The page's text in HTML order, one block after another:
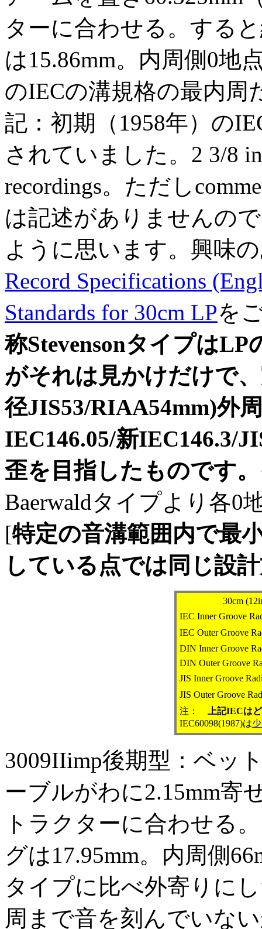
ターに合わせる。する
は15.86mm。内周側0地
のIECの溝規格の最内周
記：初期（1958年）の
されていました。2 3/8
recordings。ただし
は記述がありませんの
ように思います。興味
Record Specifications
Standards for 30cm LPを
称Stevensonタイプは
がそれは見かけだけで
径JIS53/RIAA54mm)外
IEC146.05/新IEC146.3/
歪を目指したものです。
Baerwaldタイプより各0
[特定の音溝範囲内で最
している点では同じ設
30cm
IEC Inner Groove
IEC Outer Groove
DIN Inner Groove
DIN Outer Groove
JIS Inner Groove
JIS Outer Groove
注：
上記IECは
IEC60098(1987)は
3009IIimp後期型：ベッ
ーブルがわに2.15mm寄
トラクターに合わせる
グは17.95mm。内周側
タイプに比べ外寄りに
周まで音を刻んでいな